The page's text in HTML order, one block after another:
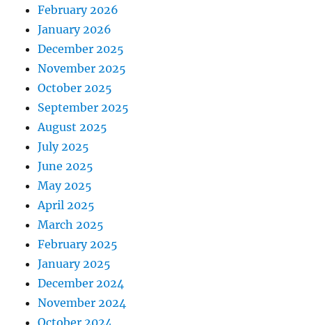
February 2026
January 2026
December 2025
November 2025
October 2025
September 2025
August 2025
July 2025
June 2025
May 2025
April 2025
March 2025
February 2025
January 2025
December 2024
November 2024